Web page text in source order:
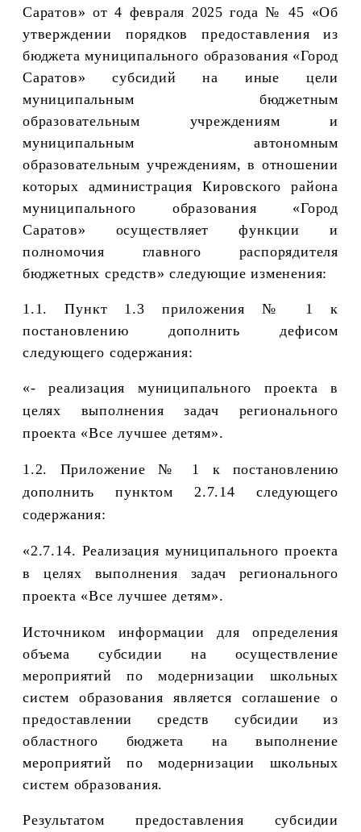
Саратов» от 4 февраля 2025 года № 45 «Об
утверждении порядков предоставления из
бюджета муниципального образования «Город
Саратов» субсидий на иные цели
муниципальным бюджетным
образовательным учреждениям и
муниципальным автономным
образовательным учреждениям, в отношении
которых администрация Кировского района
муниципального образования «Город
Саратов» осуществляет функции и
полномочия главного распорядителя
бюджетных средств» следующие изменения:
1.1.Пункт 1 .3 приложения № 1 к
постановлению дополнить дефисом
следующего содержания:
«- реализация муниципального проекта в
целях выполнения задач регионального
проекта «Все лучшее детям».
1.2. Приложение № 1 к постановлению
дополнить пунктом 2.7.14 следующего
содержания:
«2.7.14. Реализация муниципального проекта
в целях выполнения задач регионального
проекта «Все лучшее детям».
Источником информации для определения
объема субсидии на осуществление
мероприятий по модернизации школьных
систем образования является соглашение о
предоставлении средств субсидии из
областного бюджета на выполнение
мероприятий по модернизации школьных
систем образования.
Результатом предоставления субсидии